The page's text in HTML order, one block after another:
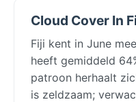
Cloud Cover In
Fiji kent in June
heeft gemiddeld
patroon herhaalt
is zeldzaam;